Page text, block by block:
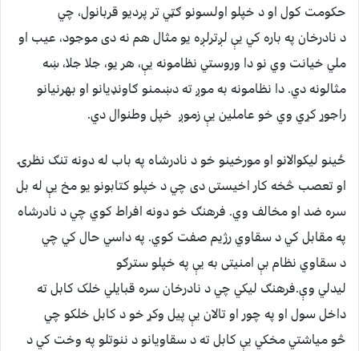
حکومت کول او د خپلو اولسونو ګټي تر پردیو قربانول، چي
د نادرخان په باره کي یې لږترلږه یو مثال هم نه دی موجود، عیب او
ملي خیانت وي نو دا وروستي نظامونه یې، هر یو، جلا جلا، ښه
مثالونه دي. دا نظامونه به موږ ته دښمنو ګاونډیانو او بهرنیانو
راجوړ کړي وي خو عاملین یې زموږ خپل وطنوال دي.
ځینو لیکوالانو او مورخینو خو د نادرشاه په باب له دونه تنګ نظرۍ
او تعصب څخه کار اخیستی دی چي د خپلو کتابونو یو مخ یې له بل
سره ضد او مخالف وي. فرهنګ خو دونه افراط کوي چي د نادرشاه
په مقابل کي د سقاوي رژیم صفت کوي. په داسي حال کي چي
د سقاوي نظام بې امنیتی به یې په خپلو سترګو
لیدلي وې.فرهنګ لیکي چي د نادرخان سره قبایلي خلک کابل ته
داخل سول او په چور او تالان یې پیل وکړ خو د کابل خلکو چي
څو میاشتي مخکي یې کابل ته د سقاويانو د ننوتلو په وخت کي د